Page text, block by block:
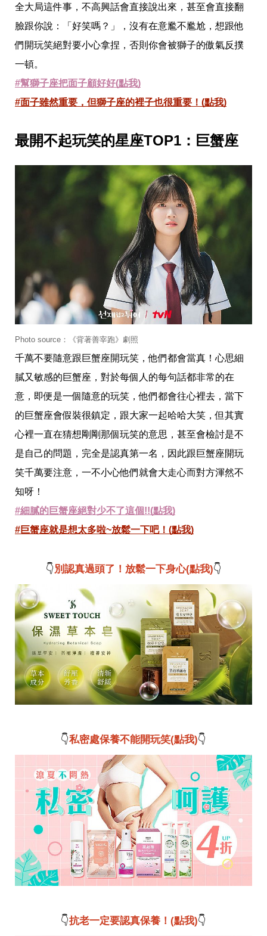
瘦
身
運
健
人
學
菜
窈
熱
門
新
事
惠
懶
人
包
購
物
首
頁
關
於
歡
迎
投
版
權
提
報
全大局這件事，不高興話會直接說出來，甚至會直接翻
臉跟你說：「好笑嗎？」，沒有在意尷不尷尬，想跟他
們開玩笑絕對要小心拿捏，否則你會被獅子的傲氣反撲
一頓。
#幫獅子座把面子顧好好(點我)
#面子雖然重要，但獅子座的裡子也很重要！(點我)
最開不起玩笑的星座TOP1：巨蟹座
Photo source：《背著善宰跑》劇照
千萬不要隨意跟巨蟹座開玩笑，他們都會當真！心思細
膩又敏感的巨蟹座，對於每個人的每句話都非常的在
意，即便是一個隨意的玩笑，他們都會往心裡去，當下
的巨蟹座會假裝很鎮定，跟大家一起哈哈大笑，但其實
心裡一直在猜想剛剛那個玩笑的意思，甚至會檢討是不
是自己的問題，完全是認真第一名，因此跟巨蟹座開玩
笑千萬要注意，一不小心他們就會大走心而對方渾然不
知呀！
#細膩的巨蟹座絕對少不了這個!!(點我)
#巨蟹座就是想太多啦~放鬆一下吧！(點我)
👇別認真過頭了！放鬆一下身心(點我)👇
👇私密處保養不能開玩笑(點我)👇
👇抗老一定要認真保養！(點我)👇